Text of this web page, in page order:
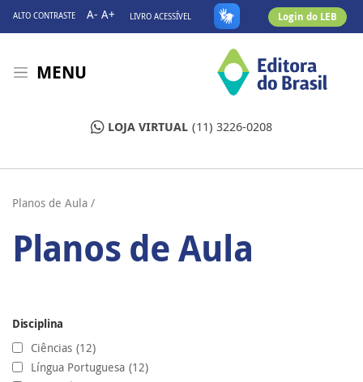
ALTO CONTRASTE A- A+ LIVRO ACESSÍVEL Login do LEB
MENU
LOJA VIRTUAL (11) 3226-0208
Planos de Aula /
Planos de Aula
Disciplina
Ciências (12)
Língua Portuguesa (12)